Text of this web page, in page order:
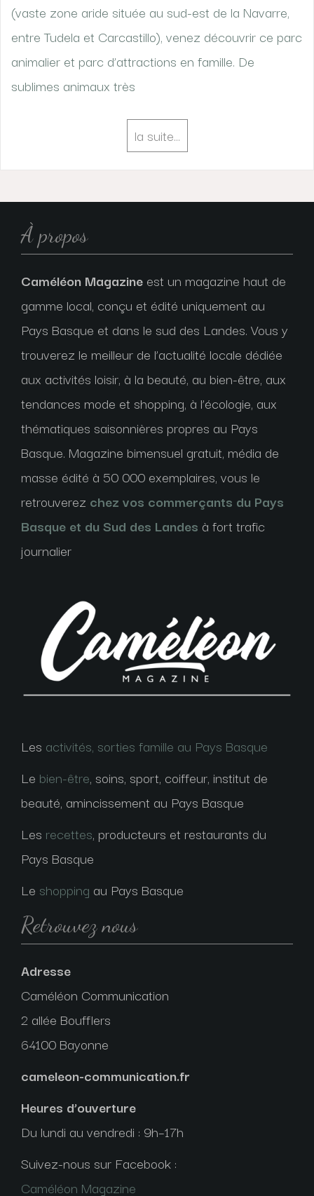
(vaste zone aride située au sud-est de la Navarre,
entre Tudela et Carcastillo), venez découvrir ce parc
animalier et parc d’attractions en famille. De
sublimes animaux très
la suite…
À propos
Caméléon Magazine est un magazine haut de
gamme local, conçu et édité uniquement au
Pays Basque et dans le sud des Landes. Vous y
trouverez le meilleur de l’actualité locale dédiée
aux activités loisir, à la beauté, au bien-être, aux
tendances mode et shopping, à l’écologie, aux
thématiques saisonnières propres au Pays
Basque. Magazine bimensuel gratuit, média de
masse édité à 50 000 exemplaires, vous le
retrouverez chez vos commerçants du Pays
Basque et du Sud des Landes à fort trafic
journalier
Les activités, sorties famille au Pays Basque
Le bien-être, soins, sport, coiffeur, institut de
beauté, amincissement au Pays Basque
Les recettes, producteurs et restaurants du
Pays Basque
Le shopping au Pays Basque
Retrouvez nous
Adresse
Caméléon Communication
2 allée Boufflers
64100 Bayonne
cameleon-communication.fr
Heures d’ouverture
Du lundi au vendredi : 9h–17h
Suivez-nous sur Facebook :
Caméléon Magazine